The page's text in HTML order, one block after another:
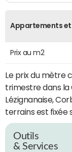
Appartements et
Prix au m2
Le prix du mètre
trimestre dans la
Lézignanaise,
terrains est fixée
Outils
& Services